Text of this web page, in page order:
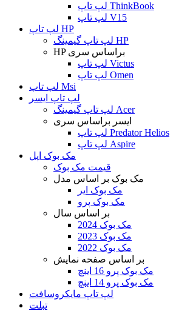
لپ تاپ ThinkBook
لپ تاپ V15
لپ تاپ HP
لپ تاپ گیمینگ HP
HP براساس سری
لپ تاپ Victus
لپ تاپ Omen
لپ تاپ Msi
لپ تاپ ایسر
لپ تاپ گیمینگ Acer
ایسر براساس سری
لپ تاپ Predator Helios
لپ تاپ Aspire
مک بوک اپل
قیمت مک بوک
مک بوک بر اساس مدل
مک بوک ایر
مک بوک پرو
بر اساس سال
مک بوک 2024
مک بوک 2023
مک بوک 2022
بر اساس صفحه نمایش
مک بوک پرو 16 اینچ
مک بوک پرو 14 اینچ
لپ تاپ مایکروسافت
تبلت